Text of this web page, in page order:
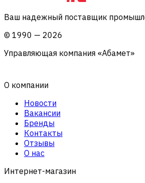
Ваш надежный поставщик
© 1990 — 2026
Управляющая компания «Абамет»
О компании
Новости
Вакансии
Бренды
Контакты
Отзывы
О нас
Интернет-магазин